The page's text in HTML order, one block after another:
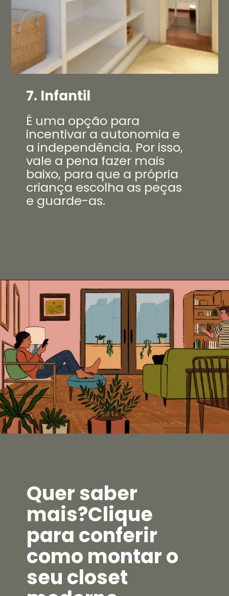
É uma opção para
incentivar a autonomia e
a independência. Por isso,
vale a pena fazer mais
baixo, para que a própria
criança escolha as peças
e guarde-as.
7. Infantil
Quer saber
mais?Clique
para conferir
como montar o
seu closet